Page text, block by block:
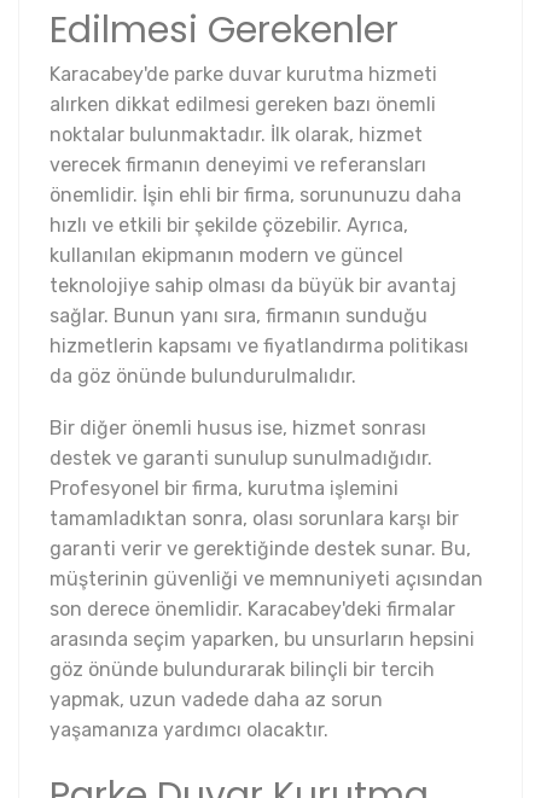
Edilmesi Gerekenler
Karacabey'de parke duvar kurutma hizmeti
alırken dikkat edilmesi gereken bazı önemli
noktalar bulunmaktadır. İlk olarak, hizmet
verecek firmanın deneyimi ve referansları
önemlidir. İşin ehli bir firma, sorununuzu daha
hızlı ve etkili bir şekilde çözebilir. Ayrıca,
kullanılan ekipmanın modern ve güncel
teknolojiye sahip olması da büyük bir avantaj
sağlar. Bunun yanı sıra, firmanın sunduğu
hizmetlerin kapsamı ve fiyatlandırma politikası
da göz önünde bulundurulmalıdır.
Bir diğer önemli husus ise, hizmet sonrası
destek ve garanti sunulup sunulmadığıdır.
Profesyonel bir firma, kurutma işlemini
tamamladıktan sonra, olası sorunlara karşı bir
garanti verir ve gerektiğinde destek sunar. Bu,
müşterinin güvenliği ve memnuniyeti açısından
son derece önemlidir. Karacabey'deki firmalar
arasında seçim yaparken, bu unsurların hepsini
göz önünde bulundurarak bilinçli bir tercih
yapmak, uzun vadede daha az sorun
yaşamanıza yardımcı olacaktır.